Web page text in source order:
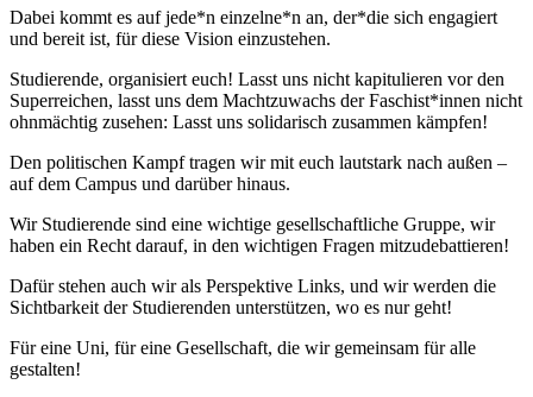
Dabei kommt es auf jede*n einzelne*n an, der*die sich engagiert
und bereit ist, für diese Vision einzustehen.
Studierende, organisiert euch! Lasst uns nicht kapitulieren vor den
Superreichen, lasst uns dem Machtzuwachs der Faschist*innen nicht
ohnmächtig zusehen: Lasst uns solidarisch zusammen kämpfen!
Den politischen Kampf tragen wir mit euch lautstark nach außen –
auf dem Campus und darüber hinaus.
Wir Studierende sind eine wichtige gesellschaftliche Gruppe, wir
haben ein Recht darauf, in den wichtigen Fragen mitzudebattieren!
Dafür stehen auch wir als Perspektive Links, und wir werden die
Sichtbarkeit der Studierenden unterstützen, wo es nur geht!
Für eine Uni, für eine Gesellschaft, die wir gemeinsam für alle
gestalten!